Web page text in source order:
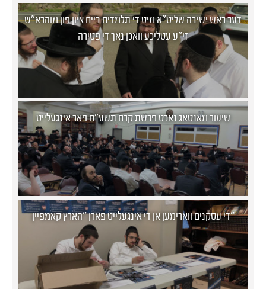
דער ראש ישיבה שליט"א מיט די תלמדים ביים ציון פון מוהרא"ש
זי"ע עטליכע וואכן נאך די פטירה
שיעור מאנטאג נאכט פרשת קרח תשע"ח פאר אינגעלייט
די עסקנים ווארימען אן די אינגעלייט פארן "הארץ קאמפיין"